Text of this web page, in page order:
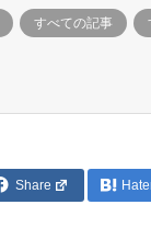
すべての記事
Share